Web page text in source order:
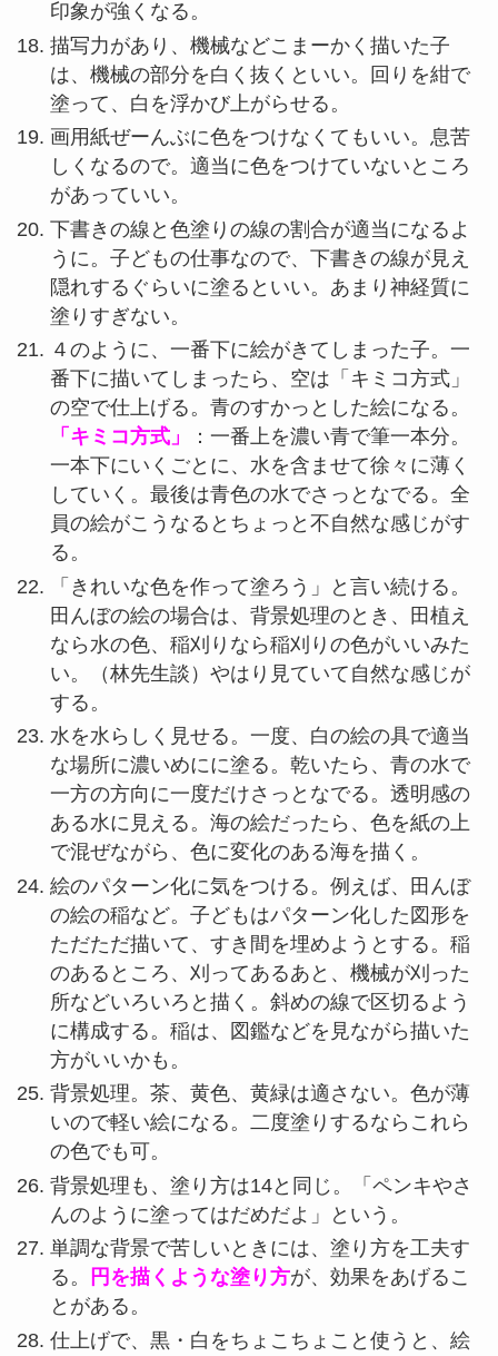
印象が強くなる。
描写力があり、機械などこまーかく描いた子
は、機械の部分を白く抜くといい。回りを紺で
塗って、白を浮かび上がらせる。
画用紙ぜーんぶに色をつけなくてもいい。息苦
しくなるので。適当に色をつけていないところ
があっていい。
下書きの線と色塗りの線の割合が適当になるよ
うに。子どもの仕事なので、下書きの線が見え
隠れするぐらいに塗るといい。あまり神経質に
塗りすぎない。
４のように、一番下に絵がきてしまった子。一
番下に描いてしまったら、空は「キミコ方式」
の空で仕上げる。青のすかっとした絵になる。
「キミコ方式」
：一番上を濃い青で筆一本分。
一本下にいくごとに、水を含ませて徐々に薄く
していく。最後は青色の水でさっとなでる。全
員の絵がこうなるとちょっと不自然な感じがす
る。
「きれいな色を作って塗ろう」と言い続ける。
田んぼの絵の場合は、背景処理のとき、田植え
なら水の色、稲刈りなら稲刈りの色がいいみた
い。（林先生談）やはり見ていて自然な感じが
する。
水を水らしく見せる。一度、白の絵の具で適当
な場所に濃いめにに塗る。乾いたら、青の水で
一方の方向に一度だけさっとなでる。透明感の
ある水に見える。海の絵だったら、色を紙の上
で混ぜながら、色に変化のある海を描く。
絵のパターン化に気をつける。例えば、田んぼ
の絵の稲など。子どもはパターン化した図形を
ただただ描いて、すき間を埋めようとする。稲
のあるところ、刈ってあるあと、機械が刈った
所などいろいろと描く。斜めの線で区切るよう
に構成する。稲は、図鑑などを見ながら描いた
方がいいかも。
背景処理。茶、黄色、黄緑は適さない。色が薄
いので軽い絵になる。二度塗りするならこれら
の色でも可。
背景処理も、塗り方は14と同じ。「ペンキやさ
んのように塗ってはだめだよ」という。
単調な背景で苦しいときには、塗り方を工夫す
る。
円を描くような塗り方が、効果をあげるこ
とがある。
仕上げで、黒・白をちょこちょこと使うと、絵